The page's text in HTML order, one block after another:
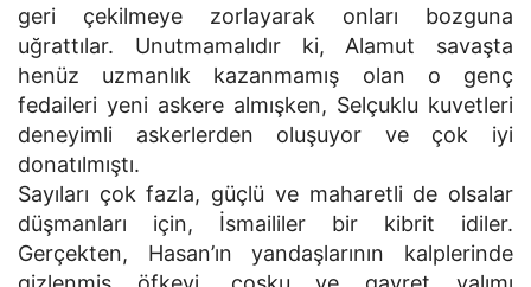
geri çekilmeye zorlayarak onları bozguna
uğrattılar. Unutmamalıdır ki, Alamut savaşta
henüz uzmanlık kazanmamış olan o genç
fedaileri yeni askere almışken, Selçuklu kuvetleri
deneyimli askerlerden oluşuyor ve çok iyi
donatılmıştı.
Sayıları çok fazla, güçlü ve maharetli de olsalar
düşmanları için, İsmaililer bir kibrit idiler.
Gerçekten, Hasan’ın yandaşlarının kalplerinde